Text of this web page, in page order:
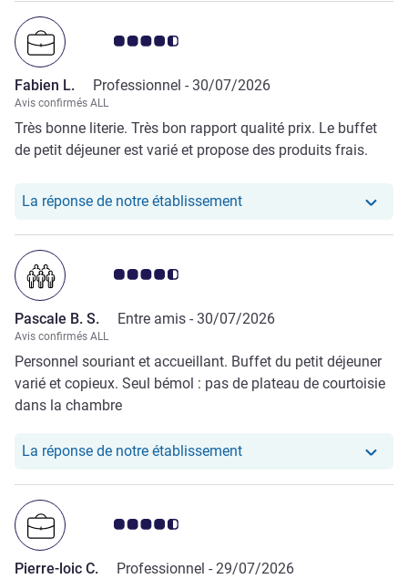
Note Avis clients 4.5/5
Fabien L. Professionnel - 30/07/2026
Avis confirmés ALL
Très bonne literie. Très bon rapport qualité prix. Le buffet
de petit déjeuner est varié et propose des produits frais.
La réponse de notre établissementNotre hôtel a repondu au
Note Avis clients 4.5/5
Pascale B. S. Entre amis - 30/07/2026
Avis confirmés ALL
Personnel souriant et accueillant. Buffet du petit déjeuner
varié et copieux. Seul bémol : pas de plateau de courtoisie
dans la chambre
La réponse de notre établissementNotre hôtel a repondu au
Note Avis clients 4.5/5
Pierre-loic C. Professionnel - 29/07/2026